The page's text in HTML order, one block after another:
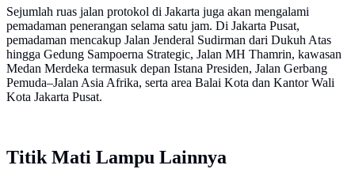
Sejumlah ruas jalan protokol di Jakarta juga akan mengalami
pemadaman penerangan selama satu jam. Di Jakarta Pusat,
pemadaman mencakup Jalan Jenderal Sudirman dari Dukuh Atas
hingga Gedung Sampoerna Strategic, Jalan MH Thamrin, kawasan
Medan Merdeka termasuk depan Istana Presiden, Jalan Gerbang
Pemuda–Jalan Asia Afrika, serta area Balai Kota dan Kantor Wali
Kota Jakarta Pusat.
Titik Mati Lampu Lainnya